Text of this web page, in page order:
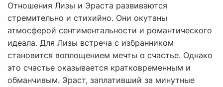
Отношения Лизы и Эраста развиваются
стремительно и стихийно. Они окутаны
атмосферой сентиментальности и романтического
идеала. Для Лизы встреча с избранником
становится воплощением мечты о счастье. Однако
это счастье оказывается кратковременным и
обманчивым. Эраст, заплативший за минутные